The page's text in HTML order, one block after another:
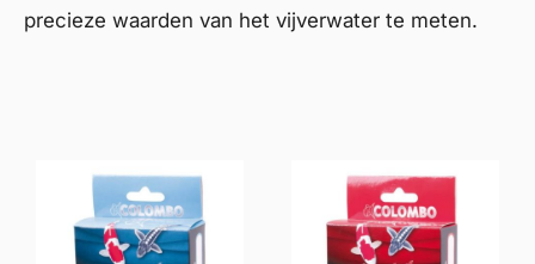
precieze waarden van het vijverwater te meten.